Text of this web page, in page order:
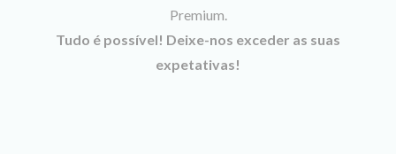
Premium.
Tudo é possível! Deixe-nos exceder as suas
expetativas!